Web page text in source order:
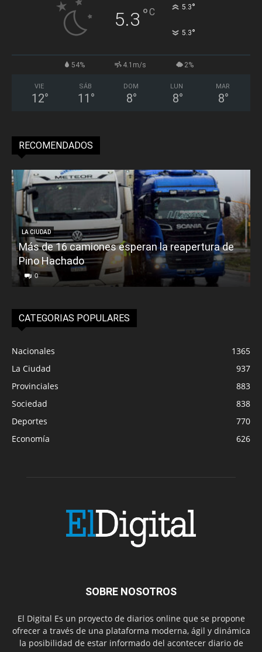
5.3 °C 5.3°
5.3°
54% 4.1m/s 2%
VIE
12°
SÁB
11 °
DOM
8°
LUN
8°
MAR
8°
RECOMENDADOS
LA CIUDAD
Más de 16 camiones esperan la reapertura de
Pino Hachado
0
CATEGORIAS POPULARES
Nacionales
1365
La Ciudad
937
Provinciales
883
Sociedad
838
Deportes
770
Economía
626
SOBRE NOSOTROS
El Digital Es un proyecto de diarios online que se propone
ofrecer a través de una plataforma moderna, ágil y dinámica
la posibilidad de estar informado del acontecer diario de